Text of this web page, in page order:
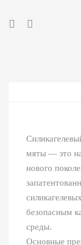
мяты ― это
нового
безопасным
среды.
Основные